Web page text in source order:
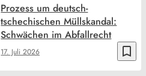
bookmark_border
17. Juli 2026
Prozess um deutsch-
tschechischen Müllskandal:
Schwächen im Abfallrecht